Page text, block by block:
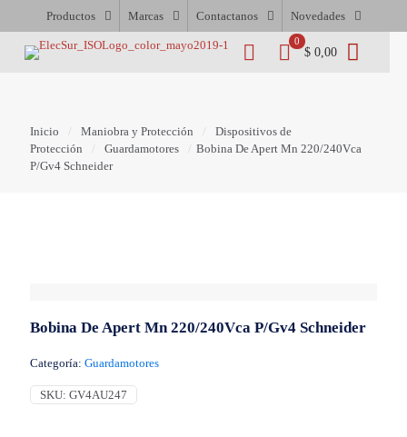
Productos Marcas Contactanos Novedades
0
$ 0,00
Inicio Maniobra y Protección
Dispositivos de
Protección
Guardamotores
Bobina De Apert Mn 220/240Vca
P/Gv4 Schneider
Bobina De Apert Mn 220/240Vca P/Gv4 Schneider
Categoría: Guardamotores
SKU: GV4AU247